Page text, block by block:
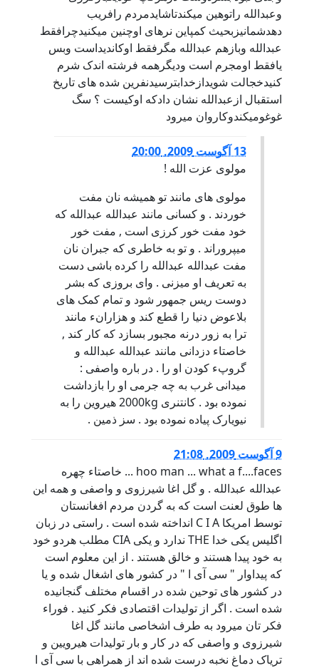
وعبدالله راتوهين ميکندتاشايدمردم رافريب
دهدشمانيزبحيث کمپاين نرهای اوچنين ميکنيدچرافقط
عبدالله وبازهم عبدالله مگرفقط اوکانديداست وبس
يافقط اومجرم است وديگرهمه فرشته اندک شرم
کنيدخجالت شويدازخدابترسيدنفرين شده های تاريخ
استقبال ازعبدالله نشان دادکه اوکيست ؟ سگ
غوغوميکندوکاروان ميرود
13 آگوست 2009, 20:00
مولوی عزت الله !
مولوی های مانند تو همیشه نان مفت
خوردند . و کسانی مانند عبدالله عبدالله که
خود مفت خور کرزی است , مفت خور
میپروراند . و تو به خاطری که جبران نان
مفت عبدالله عبدالله را کرده باشی دست
به تعریف او میزنی . وای بروزی که بشر
دوست ریس جمهور شود و تمام کمک های
بلاعوض دنیا را قطع کند و هزارانء مانند
ترا به زور درنه مجبور بسازد که کار کند ,
خاصتاء دزدانی مانند عبدالله عبدالله و
گروپء کودن او را . در باره واصفی :
میدانی غرب به چه جرمی او را بازداشت
نموده بود . کانتنری 2000kg هیروین را به
نیویارک پیاده نموده بود . سز ذمین .
9 آگوست 2009, 21:08
hoo man ... what a f....faces ... خاصتاء چهره
عبدالله عبدالله . و گل اغا شیرزوی و واصفی و همه این
ها طوق لعنت است که به گردن مردم افغانستان
توسط امریکا C I A انداخته شده است . راستی در زبان
اگلیس یکی خدا THE ندارد و یکی CIA مطلب هردو خود
به خود پیدا هستند و خالق هستند . از این معلوم است
که پیداوار " سی آی ا " در کشور های اشغال شده و یا
در کشور های توحین شده در اقسام مختلف گنجانیده
شده است . اگر از تولیدات اقتصادی فکر کنید . فوراء
فکر تان میرود به طرف اشخاصی مانند گل اغا
شیرزوی و واصفی که در کار و بار تولیدات هیرویین و
تریاک دماغ نخبه درست شده اند از همراهی با سی آی ا